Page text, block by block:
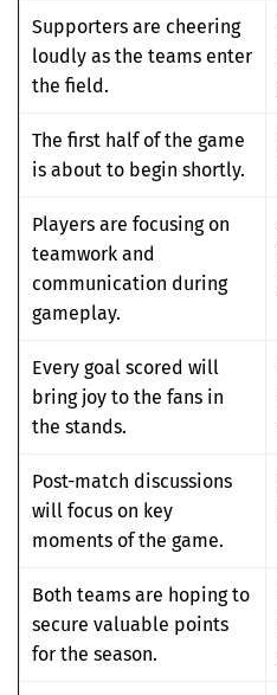
Supporters are cheering
loudly as the teams enter
the field.
The first half of the game
is about to begin shortly.
Players are focusing on
teamwork and
communication during
gameplay.
Every goal scored will
bring joy to the fans in
the stands.
Post-match discussions
will focus on key
moments of the game.
Both teams are hoping to
secure valuable points
for the season.